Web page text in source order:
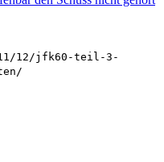
11/12/jfk60-teil-3-